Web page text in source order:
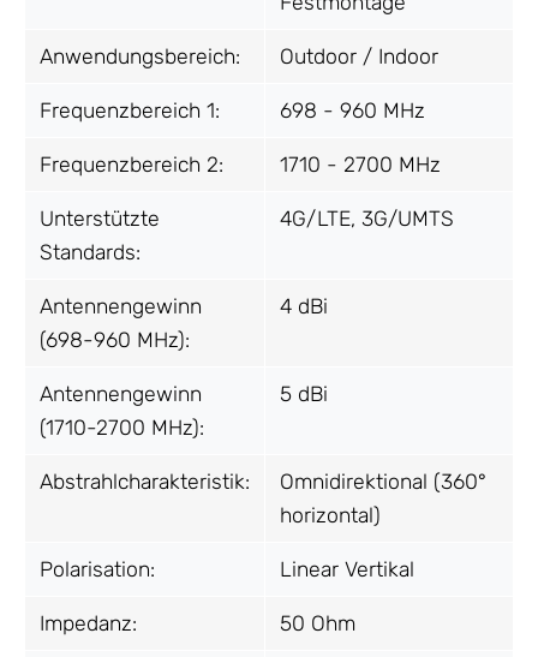
Anwendungsbereich: Outdoor / Indoor
Frequenzbereich 1: 698 - 960 MHz
Frequenzbereich 2: 1710 - 2700 MHz
Unterstützte
Standards:
4G/LTE, 3G/UMTS
Antennengewinn
(698-960 MHz):
4 dBi
Antennengewinn
(1710-2700 MHz):
5 dBi
Abstrahlcharakteristik:
Omnidirektional (360°
horizontal)
Polarisation: Linear Vertikal
Impedanz: 50 Ohm